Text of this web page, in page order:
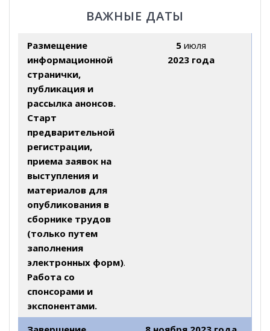
ВАЖНЫЕ ДАТЫ
Размещение
информационной
странички,
публикация и
рассылка анонсов.
Старт
предварительной
регистрации,
приема заявок на
выступления и
материалов для
опубликования в
сборнике трудов
(только путем
заполнения
электронных форм).
Работа со
спонсорами и
экспонентами.
5июля
2023 года